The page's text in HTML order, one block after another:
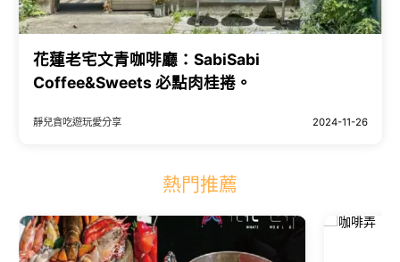
花蓮老宅文青咖啡廳：SabiSabi
Coffee&Sweets 必點肉桂捲。
靜兒貪吃遊玩愛分享 2024-11-26
熱門推薦